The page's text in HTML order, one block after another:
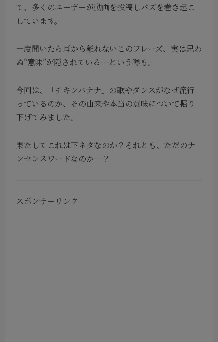
て、多くのユーザーが動画を投稿しバズを巻き起こ
しています。
一度聞いたら耳から離れないこのフレーズ、実は思わ
ぬ“意味”が隠されている…という噂も。
今回は、「チキンバナナ」の歌やダンスがなぜ流行
っているのか、その由来や本当の意味について掘り
下げてみました。
果たしてこれは下ネタなのか？それとも、ただのナ
ンセンスワードなのか…？
スポンサーリンク